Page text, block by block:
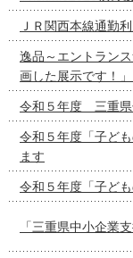
ＪＲ関西本線通勤
逸品～エントラン
画した展示です！
令和５年度 三重県
令和５年度「子
ます
令和５年度「子ど
「三重県中小企業